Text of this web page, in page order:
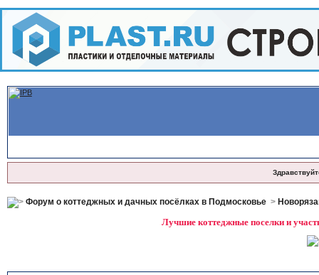
Форум о коттеджных и дачных посёлках в Подмосковье>
Лучшие коттеджные поселки и